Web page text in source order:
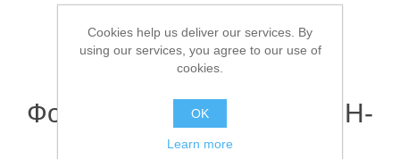
Аксессуары для лодок
Фонарь налобный Огонь H-
156
Cookies help us deliver our services. By
using our services, you agree to our use of
cookies.
OK
Learn more